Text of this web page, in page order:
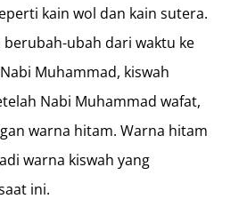
kain wol dan kain sutera.
berubah-ubah dari waktu ke
Muhammad, kiswah
Nabi Muhammad wafat,
warna hitam. Warna hitam
warna kiswah yang
ini.